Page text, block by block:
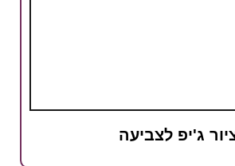
ג'יפ לצביעה